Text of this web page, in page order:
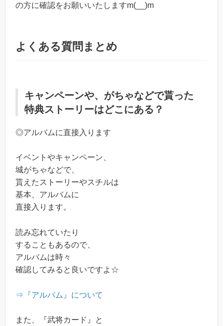
の方に確認をお願いいたしますm(__)m
よくある質問まとめ
キャンペーンや、がちゃなどで貰った
特典ストーリーはどこにある？
◎アルバムに直接入ります
イベントやキャンペーン、
城がちゃなどで、
貰えたストーリーやスチルは
基本、アルバムに
直接入ります。
読み忘れていたり
することもあるので、
アルバムは時々
確認してみると良いですよ☆
⇒『アルバム』について
また、『武将カード』と